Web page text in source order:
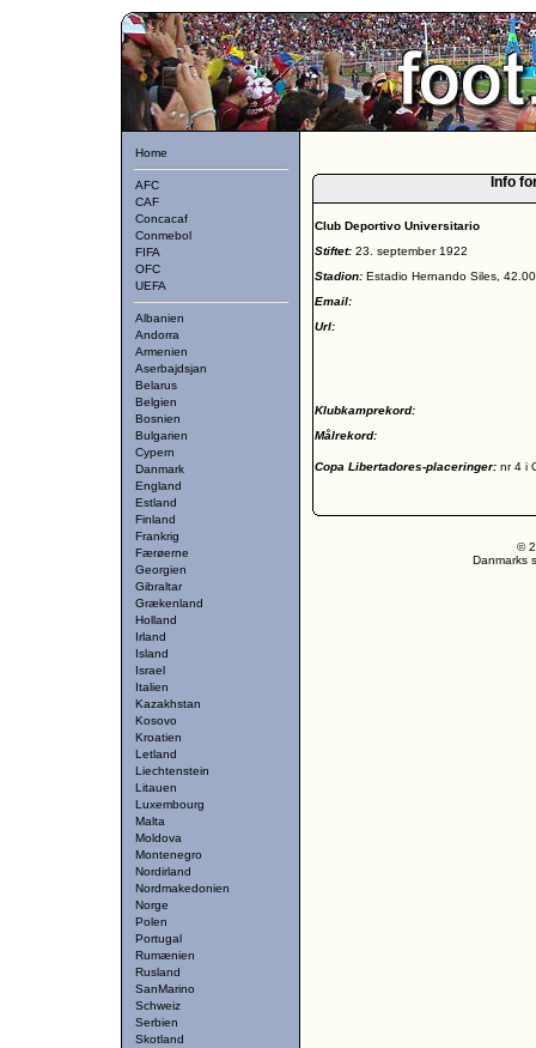
Home
AFC
CAF
Concacaf
Conmebol
FIFA
OFC
UEFA
Albanien
Andorra
Armenien
Aserbajdsjan
Belarus
Belgien
Bosnien
Bulgarien
Cypern
Danmark
England
Estland
Finland
Frankrig
Færøerne
Georgien
Gibraltar
Grækenland
Holland
Irland
Island
Israel
Italien
Kazakhstan
Kosovo
Kroatien
Letland
Liechtenstein
Litauen
Luxembourg
Malta
Moldova
Montenegro
Nordirland
Nordmakedonien
Norge
Polen
Portugal
Rumænien
Rusland
SanMarino
Schweiz
Serbien
Skotland
Info
Club Deportivo Universitario
Stiftet: 23. september 1922
Stadion: Estadio Hernando Siles,
Email:
Url:
Klubkamprekord:
Målrekord:
Copa Libertadores-placeringer: nr 4 i
©
Danmarks